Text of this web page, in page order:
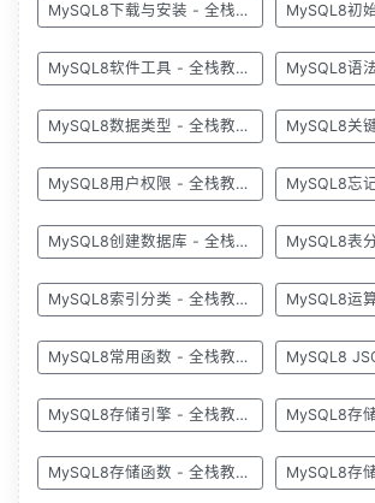
MySQL8下载与安装 - 全栈教程之MySQL8教程
MySQL8软件工具 - 全栈教程之MySQL8教程
MySQL8数据类型 - 全栈教程之MySQL8教程
MySQL8用户权限 - 全栈教程之MySQL8教程
MySQL8创建数据库 - 全栈教程之MySQL8教程
MySQL8索引分类 - 全栈教程之MySQL8教程
MySQL8常用函数 - 全栈教程之MySQL8教程
MySQL8存储引擎 - 全栈教程之MySQL8教程
MySQL8存储函数 - 全栈教程之MySQL8教程